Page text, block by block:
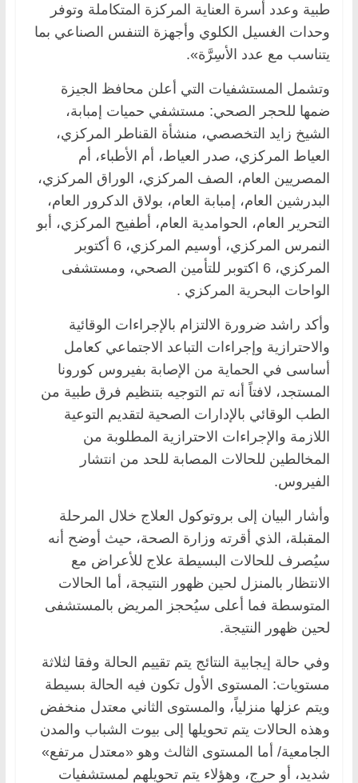
طبية وعدد أسرة العناية المركزة المتكاملة وتوفر
وحدات الغسيل الكلوي وأجهزة التنفس الصناعي بما
يتناسب مع عدد الأسِرَّة».
وتشمل المستشفيات التي أعلن محافظ الجيزة
ضمها للحجر الصحي: مستشفي حميات إمبابة،
الشيخ زايد التخصصي، منشأة القناطر المركزي،
العياط المركزي، صدر العياط، أم الأطباء، أم
المصريين العام، الصف المركزي، الوراق المركزي،
البدرشين العام، إمبابة العام، بولاق الدكرور العام،
التحرير العام، الحوامدية العام، أطفيح المركزي، أبو
النمرس المركزي، أوسيم المركزي، 6 أكتوبر
المركزي، 6 اكتوبر للتأمين الصحي، ومستشفى
الواحات البحرية المركزي .
وأكد راشد ضرورة الالتزام بالإجراءات الوقائية
والاحترازية وإجراءات التباعد الاجتماعي كعامل
أساسى في الحماية من الإصابة بفيروس كورونا
المستجد، لافتاً أنه تم التوجيه بتنظيم فرق طبية من
الطب الوقائي بالإدارات الصحية لتقديم التوعية
اللازمة والإجراءات الاحترازية المطلوبة من
المخالطين للحالات المصابة للحد من انتشار
الفيروس.
وأشار البيان إلى بروتوكول العلاج خلال المرحلة
المقبلة، الذي أقرته وزارة الصحة، حيث أوضح أنه
سيُصرف للحالات البسيطة علاج للأعراض مع
الانتظار بالمنزل لحين ظهور النتيجة، أما الحالات
المتوسطة فما أعلى سيُحجز المريض بالمستشفى
لحين ظهور النتيجة.
وفي حالة إيجابية النتائج يتم تقييم الحالة وفقا لثلاثة
مستويات: المستوى الأول تكون فيه الحالة بسيطة
ويتم عزلها منزلياً، والمستوى الثاني معتدل منخفض
وهذه الحالات يتم تحويلها إلى بيوت الشباب والمدن
الجامعية/ أما المستوى الثالث وهو «معتدل مرتفع»
شديد، أو حرج، وهؤلاء يتم تحويلهم لمستشفيات